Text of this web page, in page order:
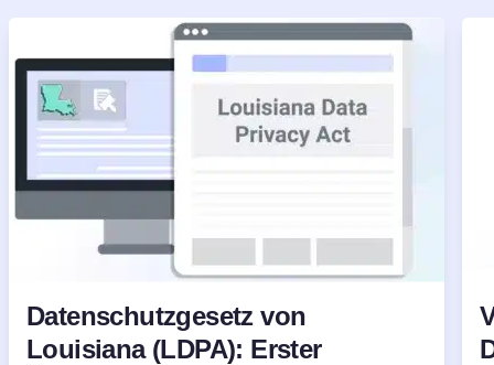
Datenschutzgesetz von
Louisiana (LDPA): Erster